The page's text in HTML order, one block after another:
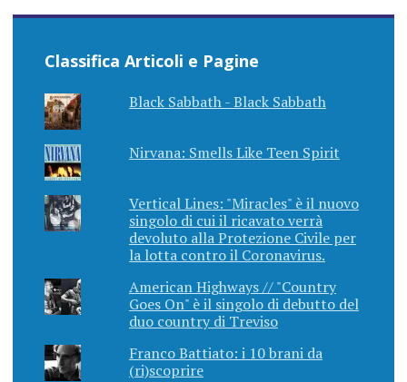
Classifica Articoli e Pagine
Black Sabbath - Black Sabbath
Nirvana: Smells Like Teen Spirit
Vertical Lines: "Miracles" è il nuovo
singolo di cui il ricavato verrà
devoluto alla Protezione Civile per
la lotta contro il Coronavirus.
American Highways // "Country
Goes On" è il singolo di debutto del
duo country di Treviso
Franco Battiato: i 10 brani da
(ri)scoprire